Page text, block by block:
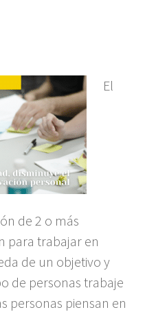
El
de 2 o más
para trabajar en
de un objetivo y
de personas trabaje
personas piensan en